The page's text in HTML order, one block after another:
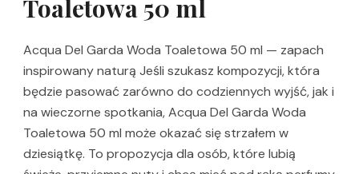
Toaletowa 50 ml
Acqua Del Garda Woda Toaletowa 50 ml — zapach
inspirowany naturą Jeśli szukasz kompozycji, która
będzie pasować zarówno do codziennych wyjść, jak i
na wieczorne spotkania, Acqua Del Garda Woda
Toaletowa 50 ml może okazać się strzałem w
dziesiątkę. To propozycja dla osób, które lubią